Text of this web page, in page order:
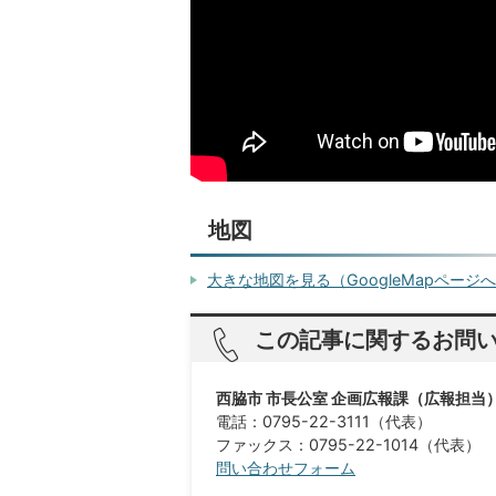
地図
大きな地図を見る（GoogleMapページへ
この記事に関するお問
西脇市 市長公室 企画広報課（広報担当）
電話：0795-22-3111（代表）
ファックス：0795-22-1014（代表）
問い合わせフォーム